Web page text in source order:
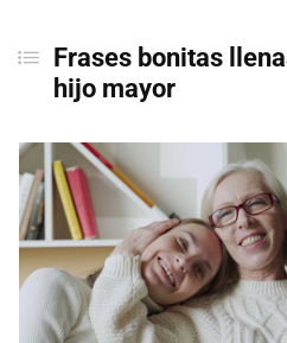
Frases bonitas
hijo mayor